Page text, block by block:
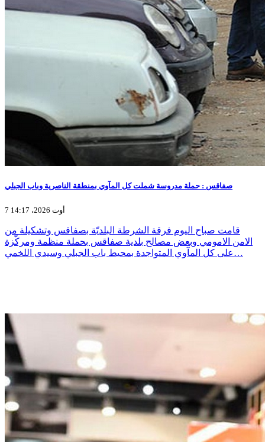
صفاقس : حملة مدروسة شملت كل المآوي بمنطقة الناصرية وباب الجبلي
7 أوت 2026، 14:17
قامت صباح اليوم فرقة الشرطة البلديّة بصفاقس وتشكيلة من
الامن الامومي وبعض مصالح بلدية صفاقس بحملة منظمة ومركّزة
على كل المآوي المتواجدة بمحيط باب الجبلي وسيدي اللخمي…